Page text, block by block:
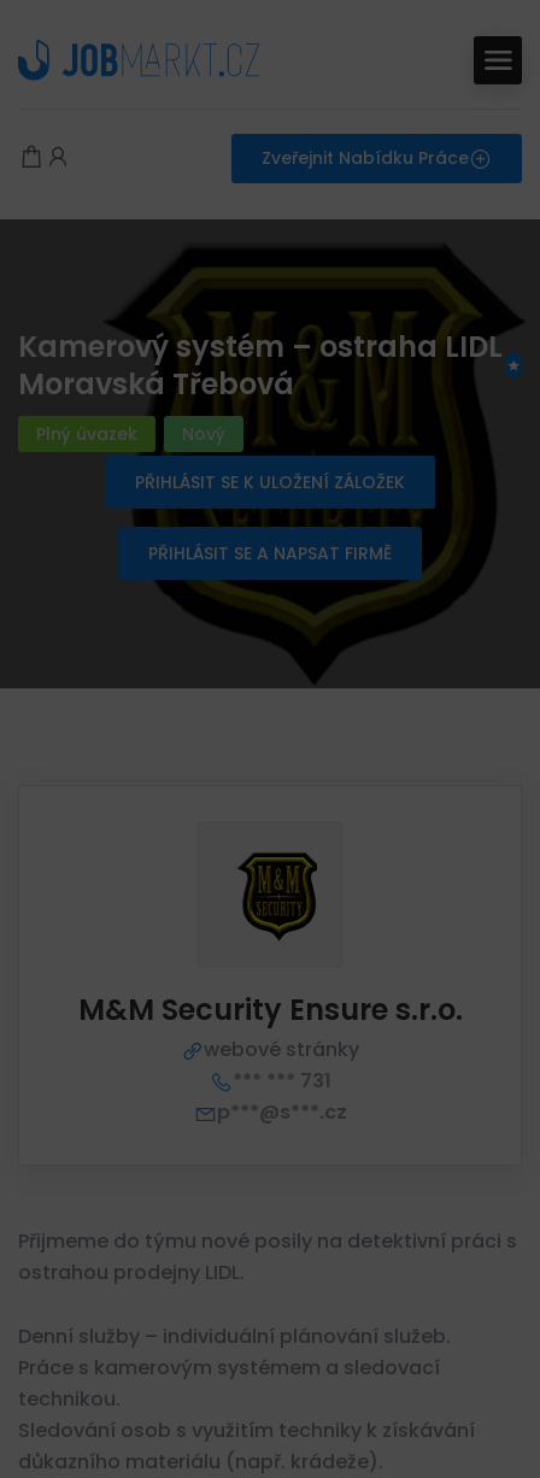
Zveřejnit Nabídku Práce
Kamerový systém – ostraha LIDL
Moravská Třebová
Plný úvazek
Nový
PŘIHLÁSIT SE K ULOŽENÍ ZÁLOŽEK
PŘIHLÁSIT SE A NAPSAT FIRMĚ
M&M Security Ensure s.r.o.
webové stránky
*** *** 731
p***@s***.cz
Přijmeme do týmu nové posily na detektivní práci s
ostrahou prodejny LIDL.
Denní služby – individuální plánování služeb.
Práce s kamerovým systémem a sledovací
technikou.
Sledování osob s využitím techniky k získávání
důkazního materiálu (např. krádeže).